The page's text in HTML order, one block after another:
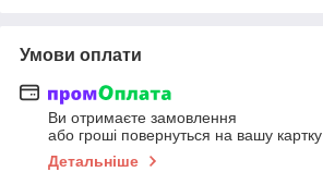
Умови оплати
Ви отримаєте замовлення
або гроші повернуться на вашу картку
Детальніше